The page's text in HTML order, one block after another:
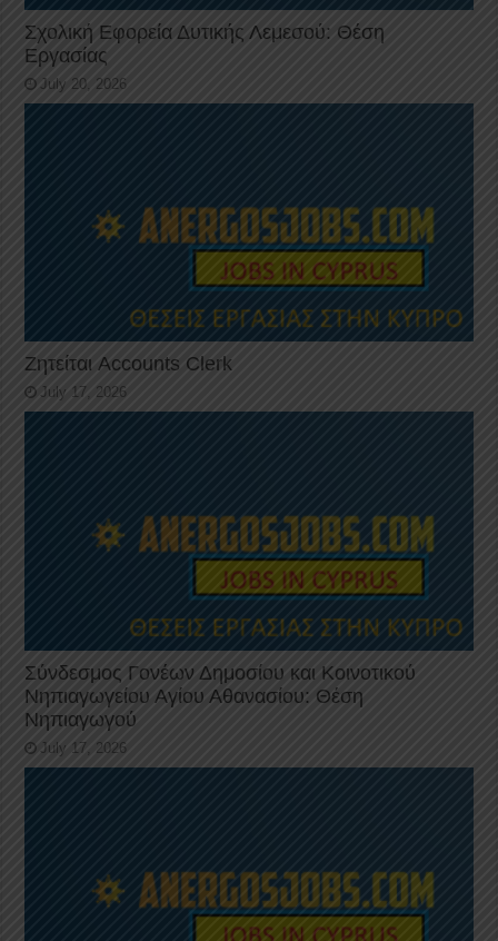
Σχολική Εφορεία Δυτικής Λεμεσού: Θέση
Εργασίας
July 20, 2026
Ζητείται Accounts Clerk
July 17, 2026
Σύνδεσμος Γονέων Δημοσίου και Κοινοτικού
Νηπιαγωγείου Αγίου Αθανασίου: Θέση
Νηπιαγωγού
July 17, 2026